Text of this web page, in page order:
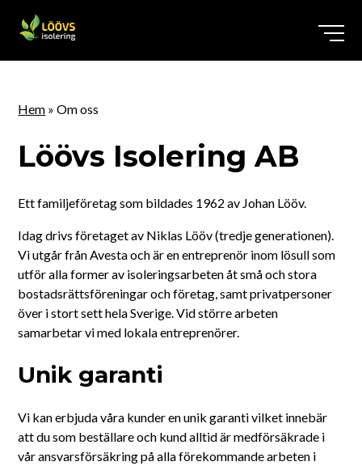
ISOVER Mineralull
Träfiberisolering
Cellulosa
VVS-isolering
Brandtätning
Borlänge
Falun
Sala
Västerås
Om oss
Lediga jobb
Lösullsinstallatör
Integritetspolicy
Butiken
Kontakt
Hem »Om oss
Löövs Isolering AB
Ett familjeföretag som bildades 1962 av Johan Lööv.
Idag drivs företaget av Niklas Lööv (tredje generationen).
Vi utgår från Avesta och är en entreprenör inom lösull som
utför alla former av isoleringsarbeten åt små och stora
bostadsrättsföreningar och företag, samt privatpersoner
över i stort sett hela Sverige. Vid större arbeten
samarbetar vi med lokala entreprenörer.
Unik garanti
Vi kan erbjuda våra kunder en unik garanti vilket innebär
att du som beställare och kund alltid är medförsäkrade i
vår ansvarsförsäkring på alla förekommande arbeten i